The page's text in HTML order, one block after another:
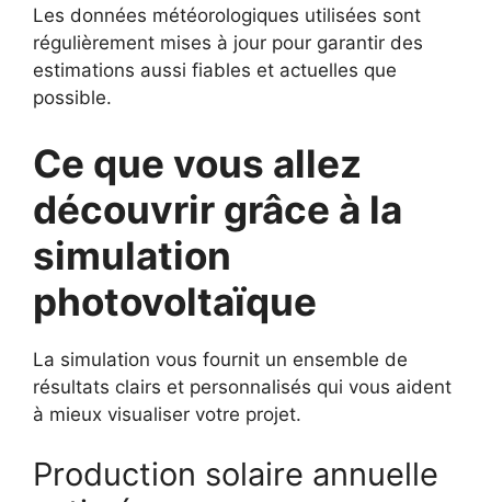
Les données météorologiques utilisées sont
régulièrement mises à jour pour garantir des
estimations aussi fiables et actuelles que
possible.
Ce que vous allez
découvrir grâce à la
simulation
photovoltaïque
La simulation vous fournit un ensemble de
résultats clairs et personnalisés qui vous aident
à mieux visualiser votre projet.
Production solaire annuelle